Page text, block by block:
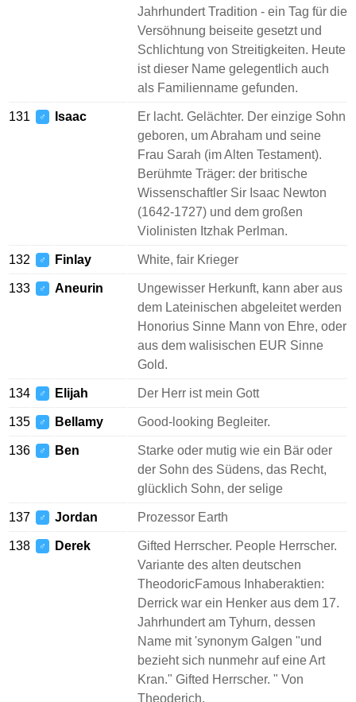
Jahrhundert Tradition - ein Tag für die
Versöhnung beiseite gesetzt und
Schlichtung von Streitigkeiten. Heute
ist dieser Name gelegentlich auch
als Familienname gefunden.
131 ♂ Isaac
Er lacht. Gelächter. Der einzige Sohn
geboren, um Abraham und seine
Frau Sarah (im Alten Testament).
Berühmte Träger: der britische
Wissenschaftler Sir Isaac Newton
(1642-1727) und dem großen
Violinisten Itzhak Perlman.
132 ♂ Finlay White, fair Krieger
133 ♂ Aneurin
Ungewisser Herkunft, kann aber aus
dem Lateinischen abgeleitet werden
Honorius Sinne Mann von Ehre, oder
aus dem walisischen EUR Sinne
Gold.
134 ♂ Elijah Der Herr ist mein Gott
135 ♂ Bellamy Good-looking Begleiter.
136 ♂ Ben
Starke oder mutig wie ein Bär oder
der Sohn des Südens, das Recht,
glücklich Sohn, der selige
137 ♂ Jordan Prozessor Earth
138 ♂ Derek
Gifted Herrscher. People Herrscher.
Variante des alten deutschen
TheodoricFamous Inhaberaktien:
Derrick war ein Henker aus dem 17.
Jahrhundert am Tyhurn, dessen
Name mit 'synonym Galgen "und
bezieht sich nunmehr auf eine Art
Kran." Gifted Herrscher. " Von
Theoderich.